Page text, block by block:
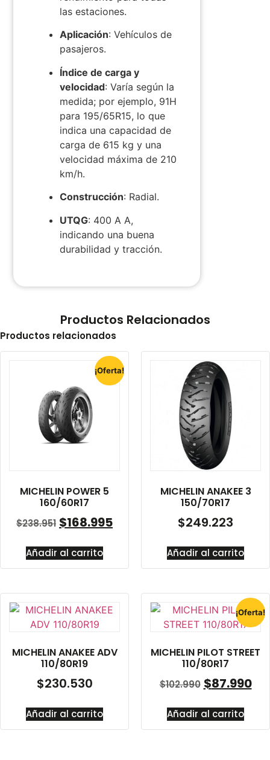
las estaciones.
Aplicación: Vehículos de
pasajeros.
Índice de carga y
velocidad: Varía según la
medida; por ejemplo, 91H
para 195/65R15, lo que
indica una capacidad de
carga de 615 kg y una
velocidad máxima de 210
km/h.
Construcción: Radial.
UTQG: 400 A A,
indicando una buena
durabilidad y tracción.
Productos Relacionados
Productos relacionados
¡Oferta!
MICHELIN POWER 5
160/60R17
$238.951 $168.995
Añadir al carrito
MICHELIN ANAKEE 3
150/70R17
$249.223
Añadir al carrito
MICHELIN ANAKEE ADV
110/80R19
$230.530
Añadir al carrito
¡Oferta!
MICHELIN PILOT STREET
110/80R17
$102.990 $87.990
Añadir al carrito